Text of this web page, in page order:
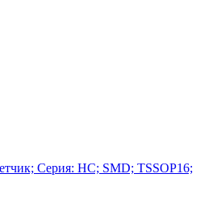
Серия: HC; SMD; TSSOP16;